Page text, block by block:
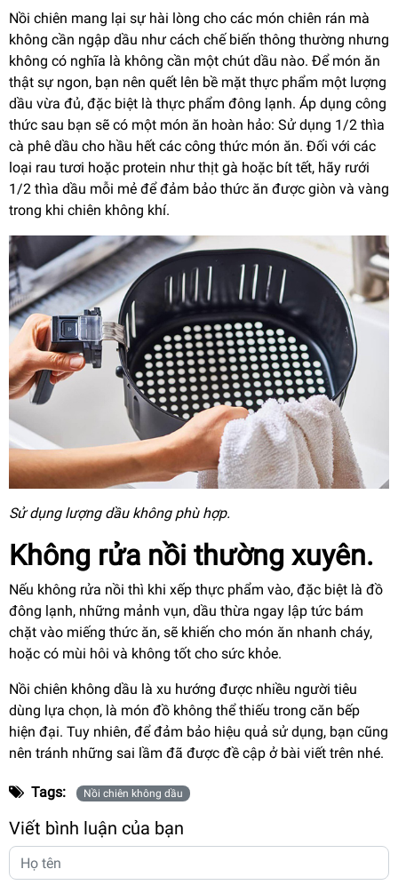
Nồi chiên mang lại sự hài lòng cho các món chiên rán mà
không cần ngập dầu như cách chế biến thông thường nhưng
không có nghĩa là không cần một chút dầu nào. Để món ăn
thật sự ngon, bạn nên quết lên bề mặt thực phẩm một lượng
dầu vừa đủ, đặc biệt là thực phẩm đông lạnh. Áp dụng công
thức sau bạn sẽ có một món ăn hoàn hảo: Sử dụng 1/2 thìa
cà phê dầu cho hầu hết các công thức món ăn. Đối với các
loại rau tươi hoặc protein như thịt gà hoặc bít tết, hãy rưới
1/2 thìa dầu mỗi mẻ để đảm bảo thức ăn được giòn và vàng
trong khi chiên không khí.
Sử dụng lượng dầu không phù hợp.
Không rửa nồi thường xuyên.
Nếu không rửa nồi thì khi xếp thực phẩm vào, đặc biệt là đồ
đông lạnh, những mảnh vụn, dầu thừa ngay lập tức bám
chặt vào miếng thức ăn, sẽ khiến cho món ăn nhanh cháy,
hoặc có mùi hôi và không tốt cho sức khỏe.
Nồi chiên không dầu là xu hướng được nhiều người tiêu
dùng lựa chọn, là món đồ không thể thiếu trong căn bếp
hiện đại. Tuy nhiên, để đảm bảo hiệu quả sử dụng, bạn cũng
nên tránh những sai lầm đã được đề cập ở bài viết trên nhé.
Tags: Nồi chiên không dầu
Viết bình luận của bạn